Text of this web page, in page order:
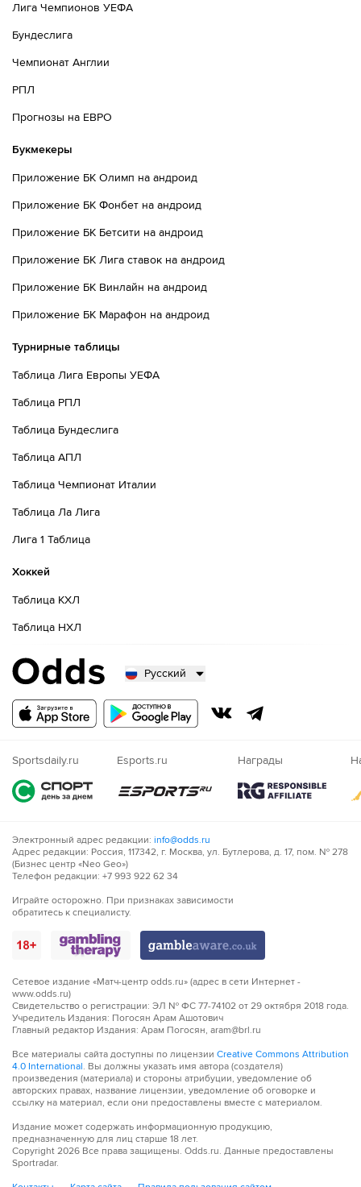
Лига Чемпионов УЕФА
Бундеслига
Чемпионат Англии
РПЛ
Прогнозы на ЕВРО
Букмекеры
Приложение БК Олимп на андроид
Приложение БК Фонбет на андроид
Приложение БК Бетсити на андроид
Приложение БК Лига ставок на андроид
Приложение БК Винлайн на андроид
Приложение БК Марафон на андроид
Турнирные таблицы
Таблица Лига Европы УЕФА
Таблица РПЛ
Таблица Бундеслига
Таблица АПЛ
Таблица Чемпионат Италии
Таблица Ла Лига
Лига 1 Таблица
Хоккей
Таблица КХЛ
Таблица НХЛ
Русский
Русский
Nigeria
Sportsdaily.ru Esports.ru Награды
Электронный адрес редакции: info@odds.ru
Адрес редакции: Россия, 117342, г. Москва, ул. Бутлерова, д. 17, пом. № 278
(Бизнес центр «Neo Geo»)
Телефон редакции: +7 993 922 62 34
Играйте осторожно. При признаках зависимости
обратитесь к специалисту.
Сетевое издание «Матч-центр odds.ru» (адрес в сети Интернет -
www.odds.ru)
Свидетельство о регистрации: ЭЛ № ФС 77-74102 от 29 октября 2018 года.
Учредитель Издания: Погосян Арам Ашотович
Главный редактор Издания: Арам Погосян, aram@brl.ru
Все материалы сайта доступны по лицензии Creative Commons Attribution
4.0 International. Вы должны указать имя автора (создателя)
произведения (материала) и стороны атрибуции, уведомление об
авторских правах, название лицензии, уведомление об оговорке и
ссылку на материал, если они предоставлены вместе с материалом.
Издание может содержать информационную продукцию,
предназначенную для лиц старше 18 лет.
Copyright 2026 Все права защищены. Odds.ru. Данные предоставлены
Sportradar.